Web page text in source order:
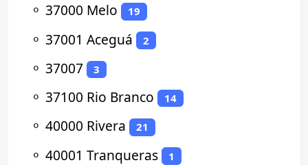
⚬ 37000 Melo 19
⚬ 37001 Aceguá 2
⚬ 37007 3
⚬ 37100 Rio Branco 14
⚬ 40000 Rivera 21
⚬ 40001 Tranqueras 1